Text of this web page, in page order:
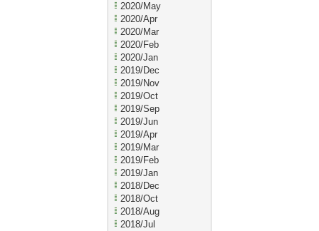
2020/May
2020/Apr
2020/Mar
2020/Feb
2020/Jan
2019/Dec
2019/Nov
2019/Oct
2019/Sep
2019/Jun
2019/Apr
2019/Mar
2019/Feb
2019/Jan
2018/Dec
2018/Oct
2018/Aug
2018/Jul